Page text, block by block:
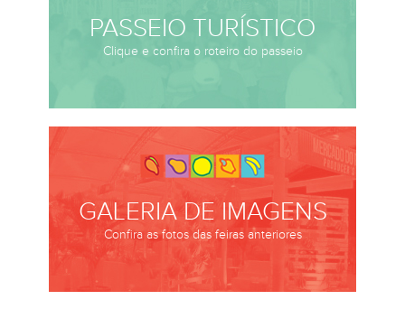
PASSEIO TURÍSTICO
Clique e confira o roteiro do passeio
GALERIA DE IMAGENS
Confira as fotos das feiras anteriores